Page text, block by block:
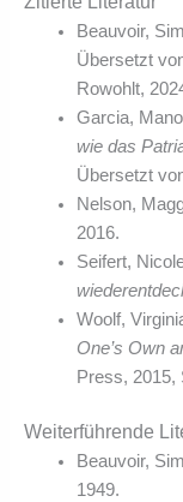
Beauvoir,
Übersetzt
Rowohlt,
Garcia,
wie das
Übersetzt
Nelson,
2016.
Seifert,
Woolf,
One’s Own
Press, 2015,
Weiterführende
Beauvoir,
1949.